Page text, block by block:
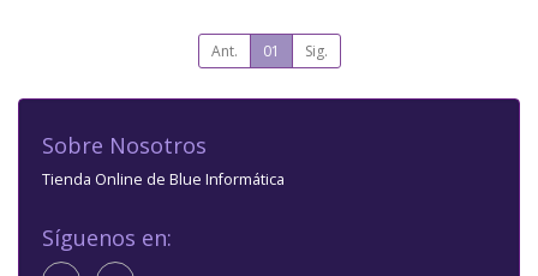
Ant. 01 Sig.
Sobre Nosotros
Tienda Online de Blue Informática
Síguenos en: